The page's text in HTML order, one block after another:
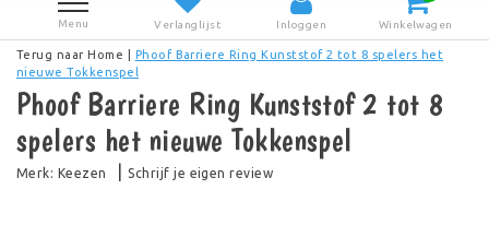
Menu Verlanglijst Inloggen Winkelwagen
Terug naar Home
Phoof Barriere Ring Kunststof 2 tot 8 spelers het
nieuwe Tokkenspel
Phoof Barriere Ring Kunststof 2 tot 8
spelers het nieuwe Tokkenspel
Merk: Keezen |Schrijf je eigen review